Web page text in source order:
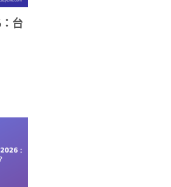
台